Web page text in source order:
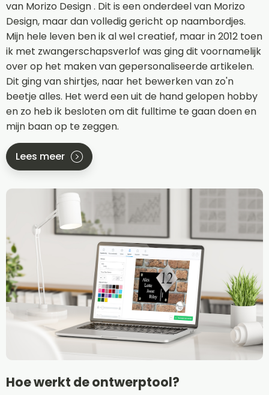
van Morizo Design . Dit is een onderdeel van Morizo
Design, maar dan volledig gericht op naambordjes.
Mijn hele leven ben ik al wel creatief, maar in 2012 toen
ik met zwangerschapsverlof was ging dit voornamelijk
over op het maken van gepersonaliseerde artikelen.
Dit ging van shirtjes, naar het bewerken van zo'n
beetje alles. Het werd een uit de hand gelopen hobby
en zo heb ik besloten om dit fulltime te gaan doen en
mijn baan op te zeggen.
Lees meer
Hoe werkt de ontwerptool?